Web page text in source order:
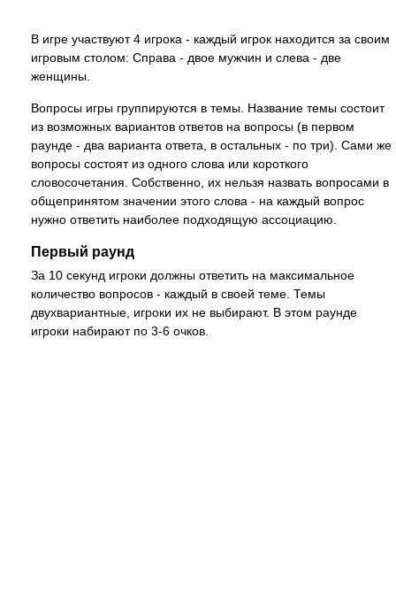
В игре участвуют 4 игрока - каждый игрок находится за своим
игровым столом: Справа - двое мужчин и слева - две
женщины.
Вопросы игры группируются в темы. Название темы состоит
из возможных вариантов ответов на вопросы (в первом
раунде - два варианта ответа, в остальных - по три). Сами же
вопросы состоят из одного слова или короткого
словосочетания. Собственно, их нельзя назвать вопросами в
общепринятом значении этого слова - на каждый вопрос
нужно ответить наиболее подходящую ассоциацию.
Первый раунд
За 10 секунд игроки должны ответить на максимальное
количество вопросов - каждый в своей теме. Темы
двухвариантные, игроки их не выбирают. В этом раунде
игроки набирают по 3-6 очков.